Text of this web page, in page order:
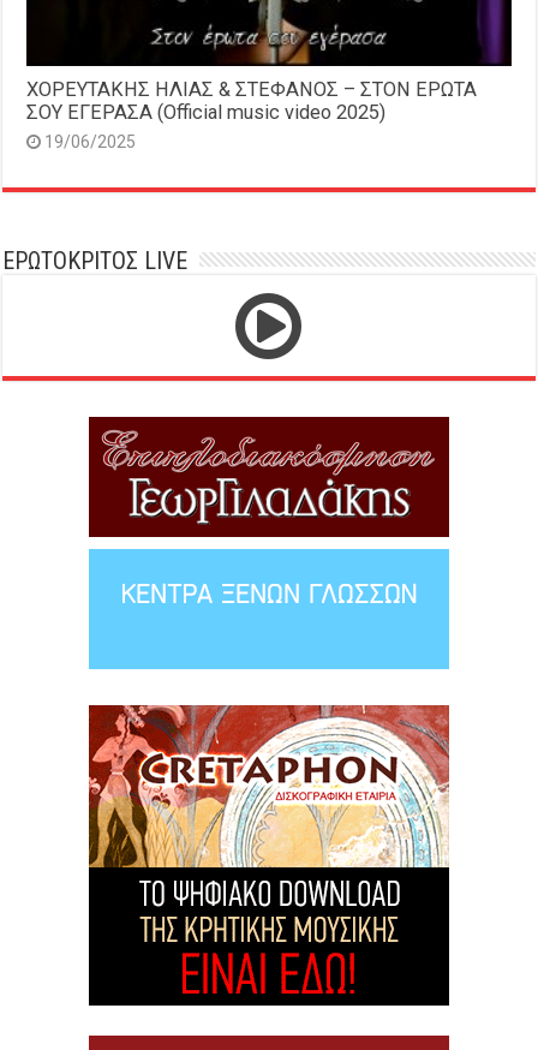
ΧΟΡΕΥΤΑΚΗΣ ΗΛΙΑΣ & ΣΤΕΦΑΝΟΣ – ΣΤΟΝ ΕΡΩΤΑ
ΣΟΥ ΕΓΕΡΑΣΑ (Official music video 2025)
19/06/2025
ΕΡΩΤΟΚΡΙΤΟΣ LIVE